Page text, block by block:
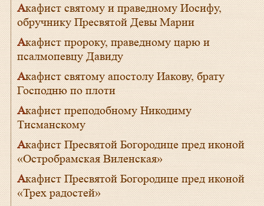
Акафист святому и праведному Иосифу,
обручнику Пресвятой Девы Марии
Акафист пророку, праведному царю и
псалмопевцу Давиду
Акафист святому апостолу Иакову, брату
Господню по плоти
Акафист преподобному Никодиму
Тисманскому
Акафист Пресвятой Богородице пред иконой
«Остробрамская Виленская»
Акафист Пресвятой Богородице пред иконой
«Трех радостей»